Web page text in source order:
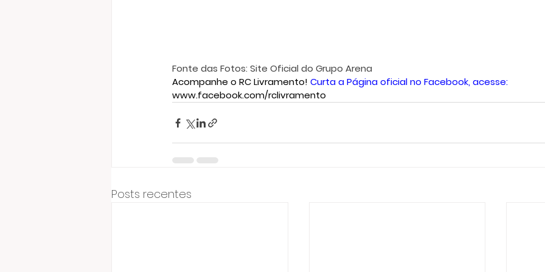
Fonte das Fotos: Site Oficial do Grupo Arena
Acompanhe o RC Livramento! Curta a Página oficial no Facebook, acesse:
www.facebook.com/rclivramento
Posts recentes